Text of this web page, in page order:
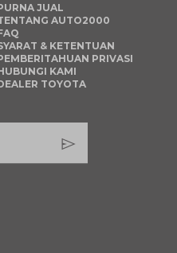
JUAL
AUTO2000
& KETENTUAN
PRIVASI
KAMI
TOYOTA